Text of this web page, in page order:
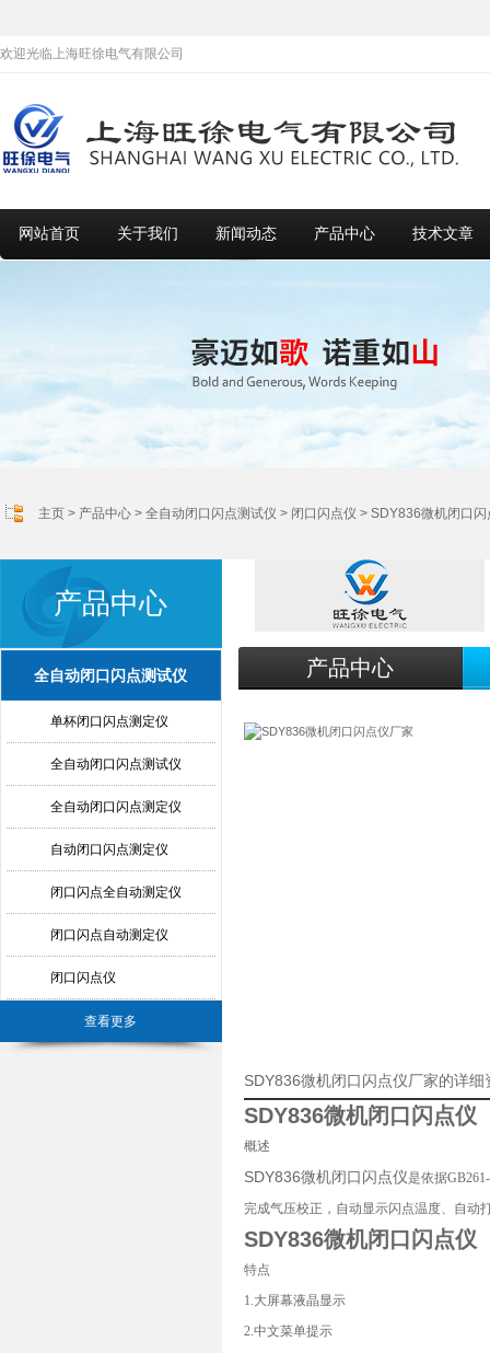
欢迎光临上海旺徐电气有限公司
网站首页 关于我们 新闻动态 产品中心 技术文章
主页 > 产品中心 > 全自动闭口闪点测试仪 > 闭口闪点仪 > SDY836微机闭口闪
产品中心
全自动闭口闪点测试仪
单杯闭口闪点测定仪
全自动闭口闪点测试仪
全自动闭口闪点测定仪
自动闭口闪点测定仪
闭口闪点全自动测定仪
闭口闪点自动测定仪
闭口闪点仪
查看更多
产品中心
SDY836微机闭口闪点仪厂家的详细
SDY836微机闭口闪点仪
概述
SDY836微机闭口闪点仪是依据
完成气压校正，自动显示闪点温度、自动
SDY836微机闭口闪点仪
特点
1.大屏幕液晶显示
2.中文菜单提示